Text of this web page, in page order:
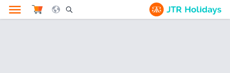
Search Opener Icon